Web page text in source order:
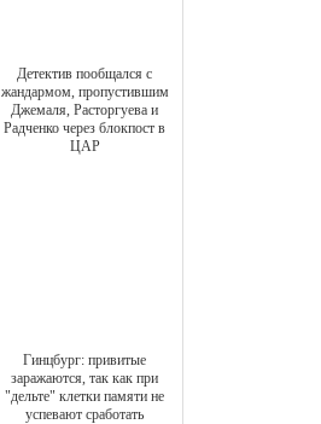
Детектив пообщался с
жандармом, пропустившим
Джемаля, Расторгуева и
Радченко через блокпост в
ЦАР
Гинцбург: привитые
заражаются, так как при
"дельте" клетки памяти не
успевают сработать